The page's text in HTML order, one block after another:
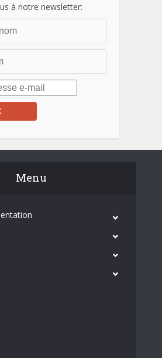
à notre newsletter:
Menu